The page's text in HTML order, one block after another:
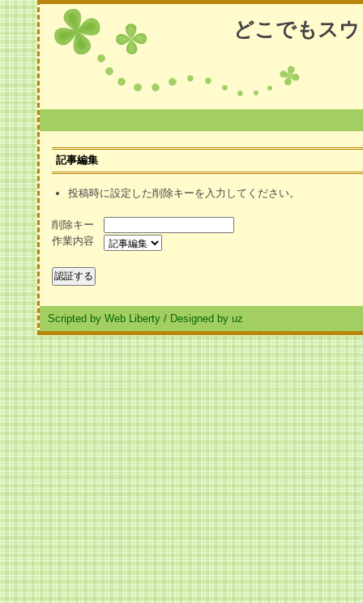
どこでもス
記事編集
投稿時に設定した削除キーを入力してください。
削除キー
作業内容
Scripted by Web Liberty / Designed by uz